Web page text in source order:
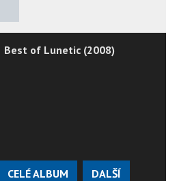
Best of Lunetic (2008)
CELÉ ALBUM DALŠÍ